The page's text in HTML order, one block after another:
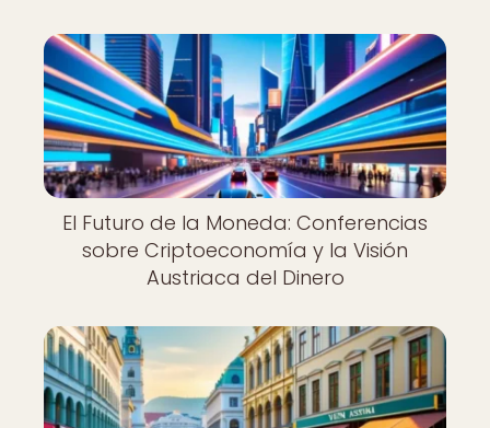
El Futuro de la Moneda: Conferencias
sobre Criptoeconomía y la Visión
Austriaca del Dinero